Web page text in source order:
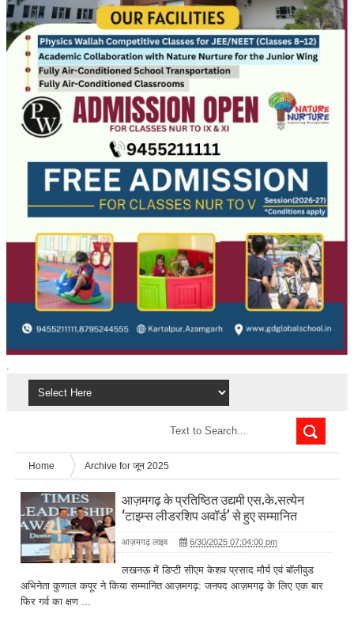
.
Home Archive for जून 2025
आज़मगढ़ के प्रतिष्ठित उद्यमी एस.के.सत्येन
‘टाइम्स लीडरशिप अवॉर्ड’ से हुए सम्मानित
आज़मगढ़ लाइव 6/30/2025 07:04:00 pm
लखनऊ में डिप्टी सीएम केशव प्रसाद मौर्य एवं बॉलीवुड
अभिनेता कुणाल कपूर ने किया सम्मानित आज़मगढ़: जनपद आज़मगढ़ के लिए एक बार
फिर गर्व का क्षण ...